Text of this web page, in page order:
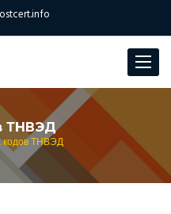
Toggle
ТНВЭД
кодов ТНВЭД